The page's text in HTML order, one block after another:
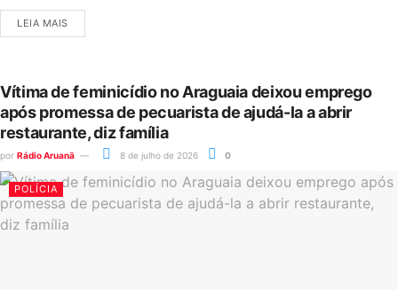
LEIA MAIS
Vítima de feminicídio no Araguaia deixou emprego
após promessa de pecuarista de ajudá-la a abrir
restaurante, diz família
por Rádio Aruanã 8 de julho de 2026 0
POLÍCIA